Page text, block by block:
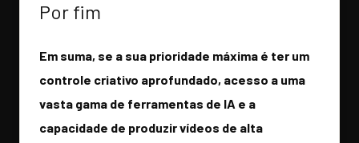
Por fim
Em suma, se a sua prioridade máxima é ter um
controle criativo aprofundado, acesso a uma
vasta gama de ferramentas de IA e a
capacidade de produzir vídeos de alta